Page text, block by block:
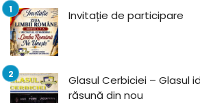
Invitație de participare
Glasul Cerbiciei – Glasul
răsună din nou